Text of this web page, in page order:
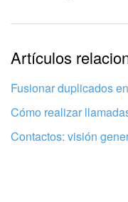
La información
La explicación es
información
No me gusta
Artículos
Fusionar duplicados
Cómo realizar
Contactos: visión